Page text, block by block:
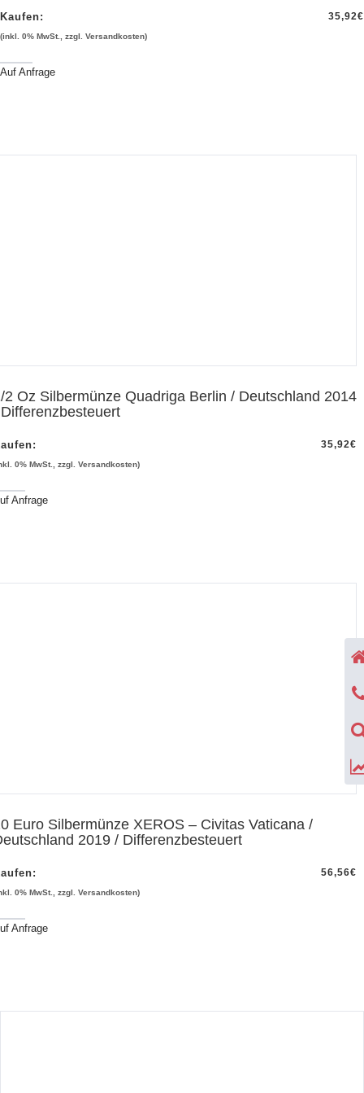
Kaufen: 35,92€
(inkl. 0% MwSt., zzgl. Versandkosten)
Auf Anfrage
2 Oz Silbermünze Quadriga Berlin / Deutschland 2014
35,92€
0% MwSt., zzgl. Versandkosten)
Anfrage
Euro Silbermünze XEROS – Civitas Vaticana /
2019 / Differenzbesteuert
56,56€
0% MwSt., zzgl. Versandkosten)
Anfrage